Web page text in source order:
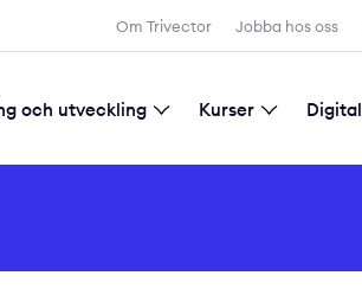
Om Trivector Jobba hos oss
och utveckling Kurser